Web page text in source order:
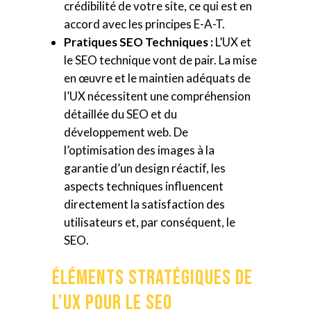
crédibilité de votre site, ce qui est en
accord avec les principes E-A-T.
Pratiques SEO Techniques :L’UX et
le SEO technique vont de pair. La mise
en œuvre et le maintien adéquats de
l’UX nécessitent une compréhension
détaillée du SEO et du
développement web. De
l’optimisation des images à la
garantie d’un design réactif, les
aspects techniques influencent
directement la satisfaction des
utilisateurs et, par conséquent, le
SEO.
Éléments Stratégiques de
l’UX pour le SEO